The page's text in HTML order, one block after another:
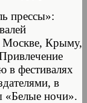
прессы»:
Москве, Крыму,
в фестивалях
в
«Белые ночи».